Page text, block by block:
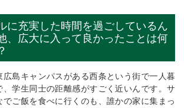
に充実した時間を過ごしているん
、広大に入って良かったことは何
広島キャンパスがある西条という街で一人暮
、学生同士の距離感がすごく近いんです。サ
でご飯を食べに行くのも、誰かの家に集まっ